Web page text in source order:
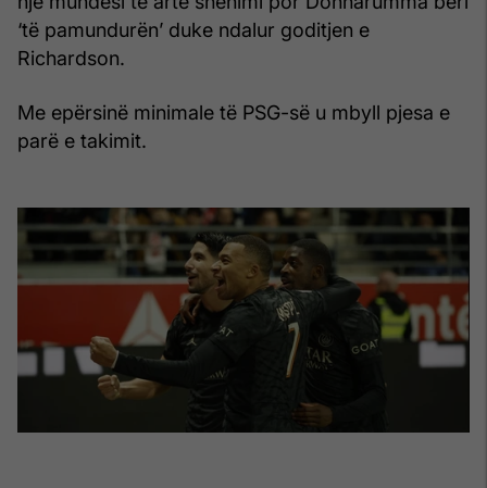
‘të pamundurën’ duke ndalur goditjen e
Richardson.
Me epërsinë minimale të PSG-së u mbyll pjesa e
parë e takimit.